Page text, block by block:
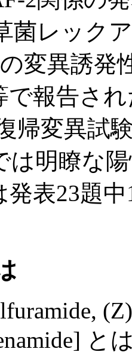
菌レック
変異誘発
で報告さ
帰変異試
は明瞭な
発表23題
と